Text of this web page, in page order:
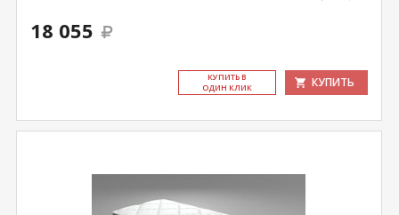
18 055
КУ­ПИТЬ В
ОДИН КЛИК
КУПИТЬ